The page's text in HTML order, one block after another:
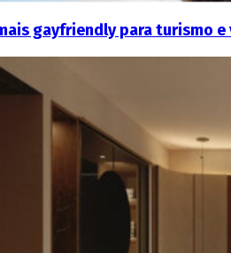
gayfriendly para turismo e